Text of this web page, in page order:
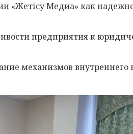
«Жетісу Медиа» как
предприятия к
механизмов внутреннего